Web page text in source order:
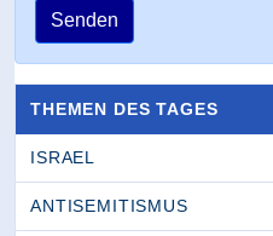
Senden
THEMEN DES TAGES
ISRAEL
ANTISEMITISMUS